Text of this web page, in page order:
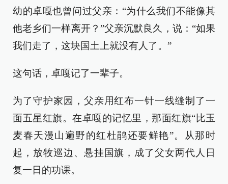
幼的卓嘎也曾问过父亲：“为什么我们不能像其
他老乡们一样离开？”父亲沉默良久，说：“如果
我们走了，这块国土上就没有人了。”
这句话，卓嘎记了一辈子。
为了守护家园，父亲用红布一针一线缝制了一
面五星红旗。在卓嘎的记忆里，那面红旗“比玉
麦春天漫山遍野的红杜鹃还要鲜艳”。从那时
起，放牧巡边、悬挂国旗，成了父女两代人日
复一日的功课。